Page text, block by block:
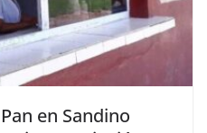
en Sandino